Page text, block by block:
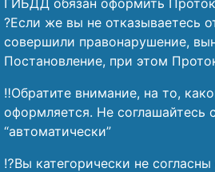
ГИБДД обязан оформить
?️Если же вы не отказываетесь
совершили правонарушение,
Постановление, при этом
‼️Обратите внимание, на то,
оформляется. Не соглашайтесь
“автоматически”
⁉️Вы категорически не